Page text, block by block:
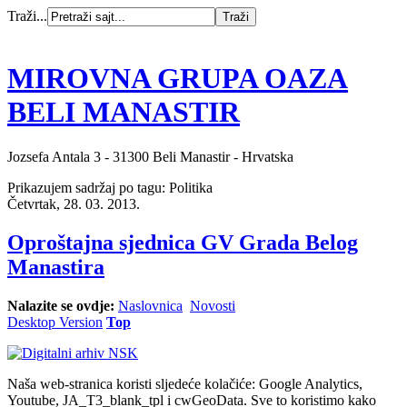
Traži...
MIROVNA GRUPA OAZA
BELI MANASTIR
Jozsefa Antala 3 - 31300 Beli Manastir - Hrvatska
Prikazujem sadržaj po tagu: Politika
Četvrtak, 28. 03. 2013.
Oproštajna sjednica GV Grada Belog
Manastira
Nalazite se ovdje: Naslovnica Novosti
Desktop Version Top
Naša web-stranica koristi sljedeće kolačiće: Google Analytics,
Youtube, JA_T3_blank_tpl i cwGeoData. Sve to koristimo kako